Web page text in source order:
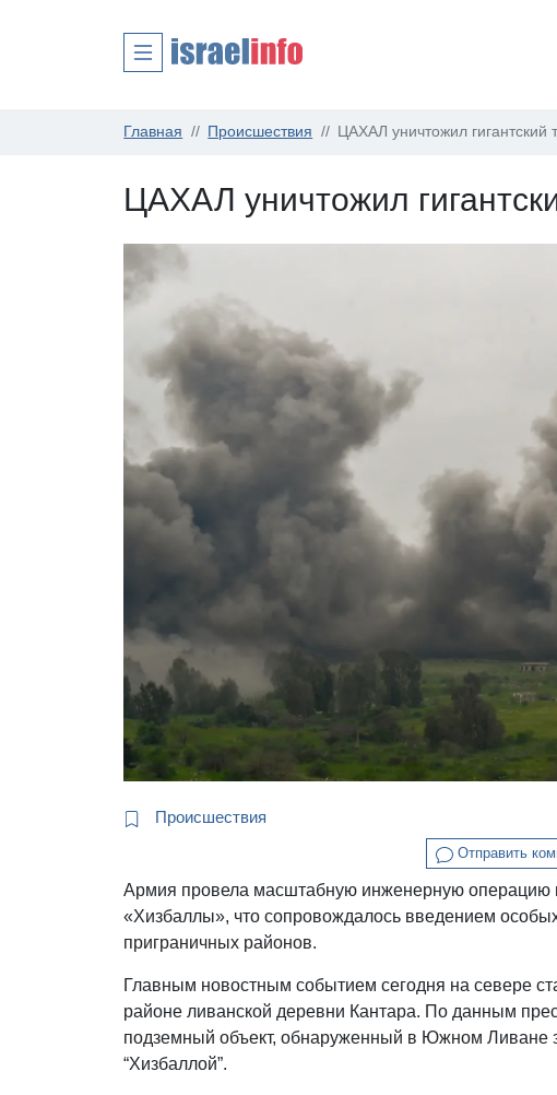
Главная Происшествия ЦАХАЛ уничтожил
ЦАХАЛ уничтожил
Происшествия
Отправить
Армия провела масштабную инженерную операцию
«Хизбаллы», что сопровождалось введением
приграничных районов.
Главным новостным событием сегодня на севере
районе ливанской деревни Кантара. По данным
подземный объект, обнаруженный в Южном Ливане
“Хизбаллой”.